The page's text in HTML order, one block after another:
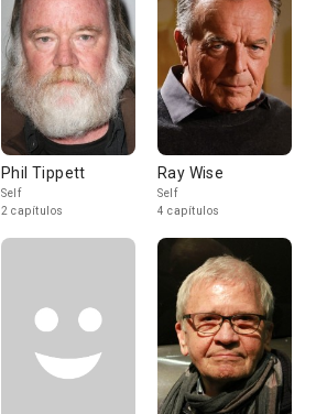
Phil Tippett
Self
2 capítulos
Ray Wise
Self
4 capítulos